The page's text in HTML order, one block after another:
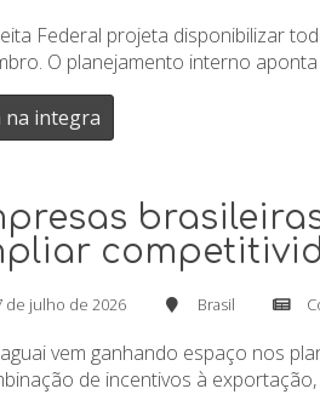
Federal projeta disponibilizar
O planejamento interno
na integra
de julho de 2026 Brasil
vem ganhando espaço nos
de incentivos à